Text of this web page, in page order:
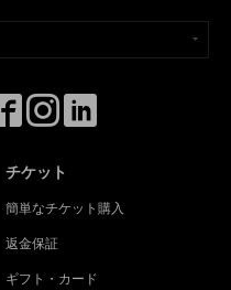
チケット
簡単なチケット購入
返金保証
ギフト・カード